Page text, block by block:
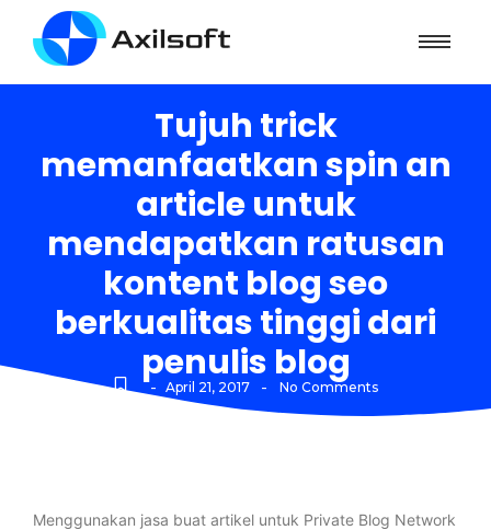
Tujuh trick
memanfaatkan spin an
article untuk
mendapatkan ratusan
kontent blog seo
berkualitas tinggi dari
penulis blog
- April 21, 2017 - No Comments
Menggunakan jasa buat artikel untuk Private Blog Network